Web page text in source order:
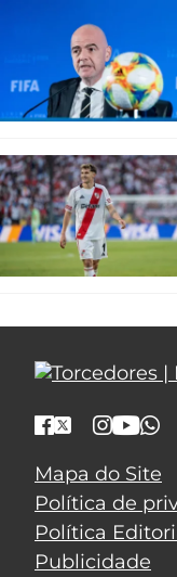
Mapa do Site
Política de
Política
Publicidade